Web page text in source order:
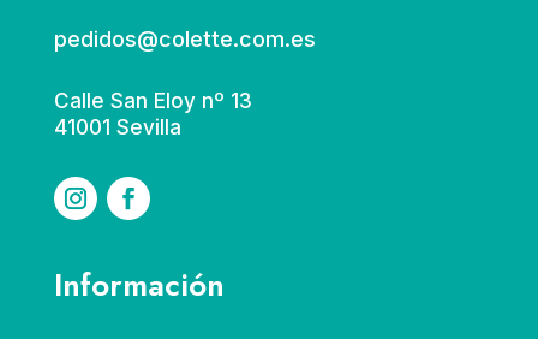
pedidos@colette.com.es
Calle San Eloy nº 13
41001 Sevilla
Información